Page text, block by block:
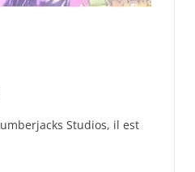
Studios, il est